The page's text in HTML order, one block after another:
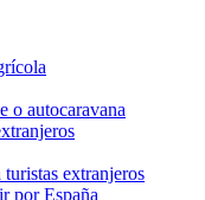
o autocaravana
extranjeros
por España